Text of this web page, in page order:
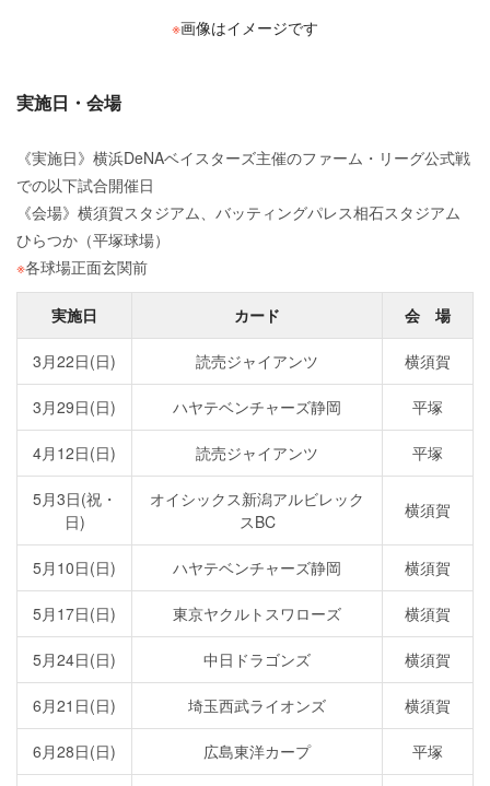
※画像はイメージです
実施日・会場
《実施日》横浜DeNAベイスターズ主催のファーム・リーグ公式戦
での以下試合開催日
《会場》横須賀スタジアム、バッティングパレス相石スタジアム
ひらつか（平塚球場）
※各球場正面玄関前
実施日 カード 会 場
3月22日(日) 読売ジャイアンツ 横須賀
3月29日(日) ハヤテベンチャーズ静岡 平塚
4月12日(日) 読売ジャイアンツ 平塚
5月3日(祝・
日)
オイシックス新潟アルビレック
スBC
横須賀
5月10日(日) ハヤテベンチャーズ静岡 横須賀
5月17日(日) 東京ヤクルトスワローズ 横須賀
5月24日(日) 中日ドラゴンズ 横須賀
6月21日(日) 埼玉西武ライオンズ 横須賀
6月28日(日) 広島東洋カープ 平塚